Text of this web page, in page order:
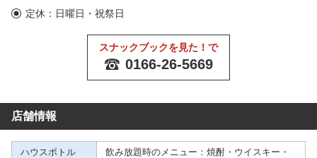
定休：日曜日・祝祭日
スナックブックを見た！で
0166-26-5669
店舗情報
ハウスボトル
飲み放題時のメニュー：焼酎・ウイスキー・